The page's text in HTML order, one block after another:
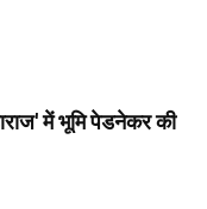
में भूमि पेडनेकर की